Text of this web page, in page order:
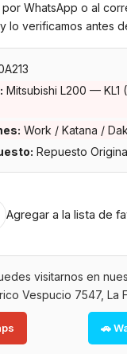
por WhatsApp o al
lo verificamos antes
Mitsubishi L200 — KL1
Work / Katana /
Repuesto
Agregar a la lista de
visitarnos en
Vespucio 7547, La
🚗